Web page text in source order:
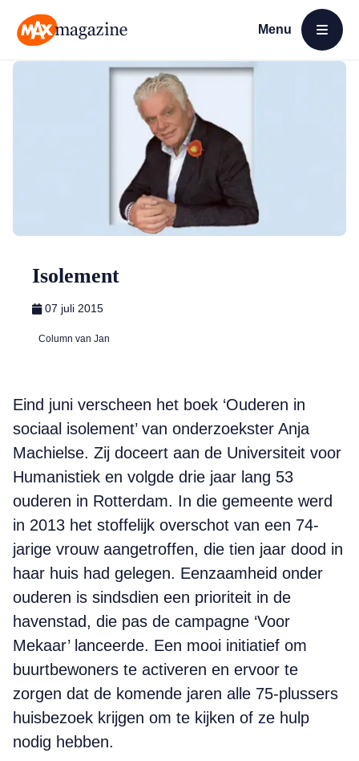
Menu
Open menu
Isolement
07 juli 2015
Column van Jan
Eind juni verscheen het boek ‘Ouderen in
sociaal isolement’ van onderzoekster Anja
Machielse. Zij doceert aan de Universiteit voor
Humanistiek en volgde drie jaar lang 53
ouderen in Rotterdam. In die gemeente werd
in 2013 het stoffelijk overschot van een 74-
jarige vrouw aangetroffen, die tien jaar dood in
haar huis had gelegen. Eenzaamheid onder
ouderen is sindsdien een prioriteit in de
havenstad, die pas de campagne ‘Voor
Mekaar’ lanceerde. Een mooi initiatief om
buurtbewoners te activeren en ervoor te
zorgen dat de komende jaren alle 75-plussers
huisbezoek krijgen om te kijken of ze hulp
nodig hebben.